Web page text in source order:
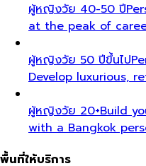
ผู้หญิงวัย 40-50 ปี
at the peak of
ผู้หญิงวัย 50 ปีขึ้นไป
Develop luxurious,
ผู้หญิงวัย 20+Build
with a Bangkok
พื้นที่ให้บริการ